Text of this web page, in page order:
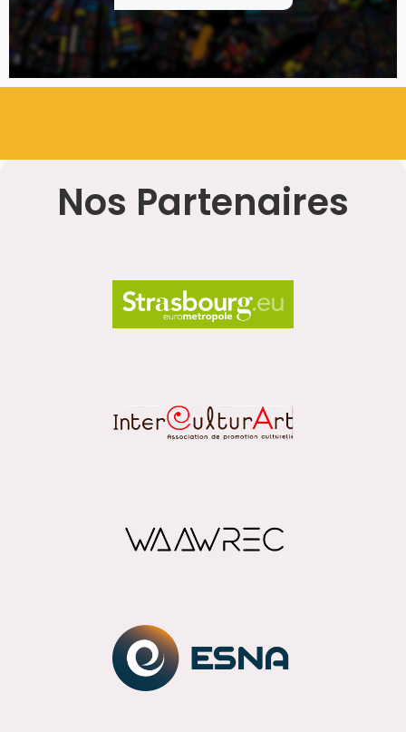
Nos Partenaires